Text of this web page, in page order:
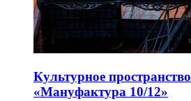
Культурное пространство
«Мануфактура 10/12»